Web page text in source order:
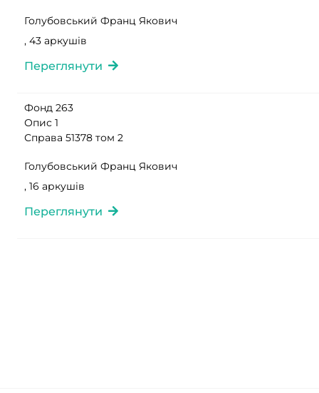
Голубовський Франц Якович
, 43 аркушів
Переглянути
Фонд 263
Опис 1
Справа 51378 том 2
Голубовський Франц Якович
, 16 аркушів
Переглянути